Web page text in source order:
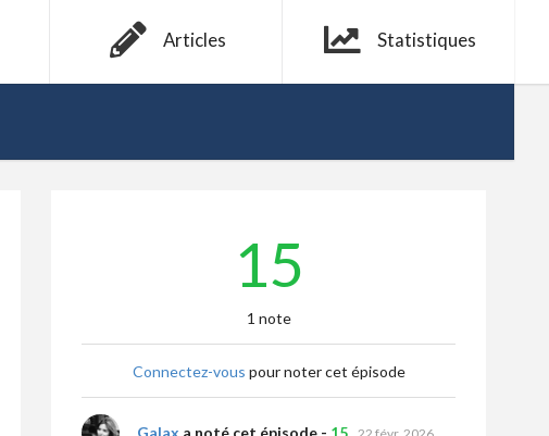
Articles Statistiques
15
1 note
Connectez-vous pour noter cet épisode
Galax a noté cet épisode - 15